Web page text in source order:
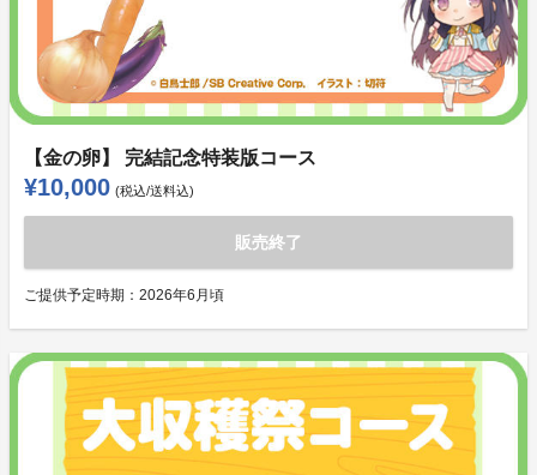
【金の卵】 完結記念特装版コース
¥10,000 (税込/送料込)
販売終了
ご提供予定時期： 2026年6月頃